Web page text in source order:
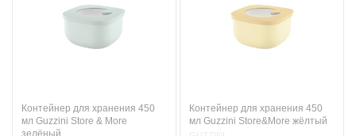
Контейнер для хранения 450
мл Guzzini Store & More
Контейнер для хранения 450
мл Guzzini Store&More жёлтый